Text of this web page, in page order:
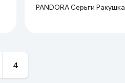
PANDORA Серьги Ракушка
4